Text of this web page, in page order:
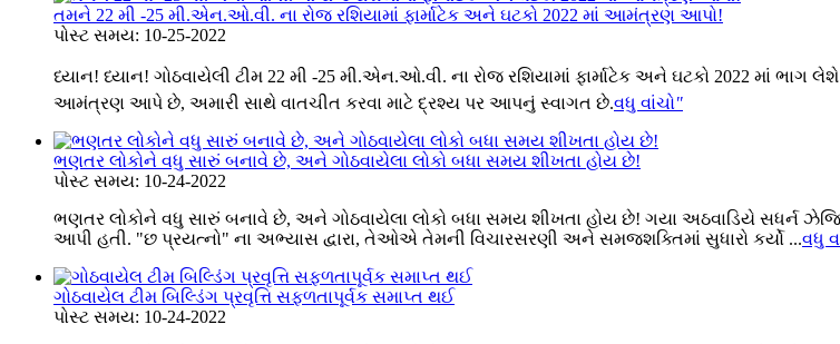
તમને 22 મી -25 મી.એન.ઓ.વી. ના રોજ રશિયામાં ફાર્માટેક અને ઘટકો 2022 માં આમંત્રણ આપો!
પોસ્ટ સમય: 10-25-2022
ધ્યાન! ધ્યાન! ગોઠવાયેલી ટીમ 22 મી -25 મી.એન.ઓ.વી. ના રોજ રશિયામાં ફાર્માટેક અને ઘટકો 2022 માં ભાગ
આમંત્રણ આપે છે, અમારી સાથે વાતચીત કરવા માટે દ્રશ્ય પર આપનું સ્વાગત છે.વધુ વાંચો"
ભણતર લોકોને વધુ સારું બનાવે છે, અને ગોઠવાયેલા લોકો બધા સમય શીખતા હોય છે!
પોસ્ટ સમય: 10-24-2022
ભણતર લોકોને વધુ સારું બનાવે છે, અને ગોઠવાયેલા લોકો બધા સમય શીખતા હોય છે! ગયા અઠવાડિયે સધર્ન
આપી હતી. "છ પ્રયત્નો" ના અભ્યાસ દ્વારા, તેઓએ તેમની વિચારસરણી અને સમજશક્તિમાં સુધારો કર્યો ...વધુ
ગોઠવાયેલ ટીમ બિલ્ડિંગ પ્રવૃત્તિ સફળતાપૂર્વક સમાપ્ત થઈ
પોસ્ટ સમય: 10-24-2022